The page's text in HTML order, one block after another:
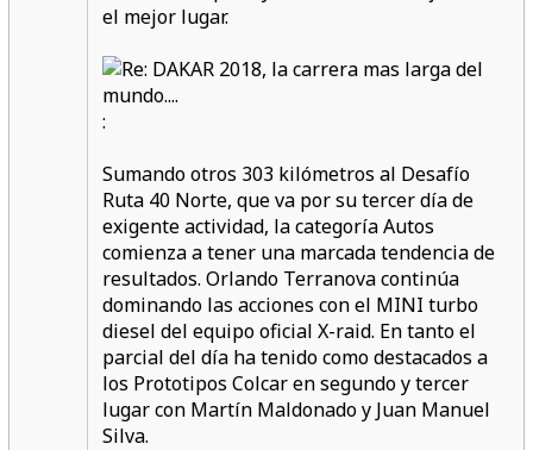
el mejor lugar.
:
Sumando otros 303 kilómetros al Desafío
Ruta 40 Norte, que va por su tercer día de
exigente actividad, la categoría Autos
comienza a tener una marcada tendencia de
resultados. Orlando Terranova continúa
dominando las acciones con el MINI turbo
diesel del equipo oficial X-raid. En tanto el
parcial del día ha tenido como destacados a
los Prototipos Colcar en segundo y tercer
lugar con Martín Maldonado y Juan Manuel
Silva.